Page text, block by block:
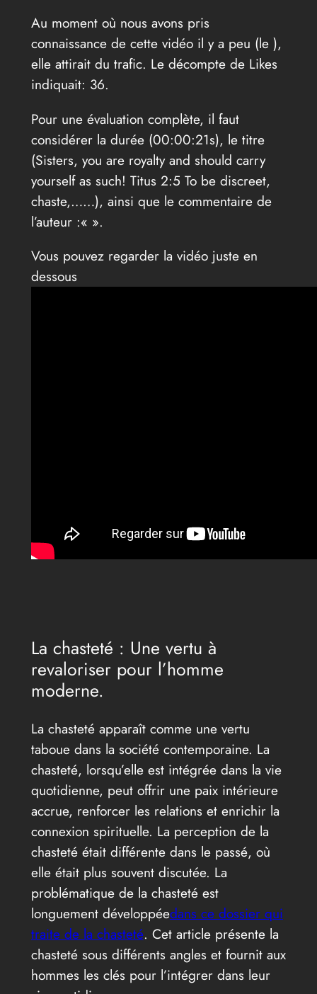
Au moment où nous avons pris
connaissance de cette vidéo il y a peu (le ),
elle attirait du trafic. Le décompte de Likes
indiquait: 36.
Pour une évaluation complète, il faut
considérer la durée (00:00:21s), le titre
(Sisters, you are royalty and should carry
yourself as such! Titus 2:5 To be discreet,
chaste,……), ainsi que le commentaire de
l’auteur :« ».
Vous pouvez regarder la vidéo juste en
dessous
La chasteté : Une vertu à
revaloriser pour l’homme
moderne.
La chasteté apparaît comme une vertu
taboue dans la société contemporaine. La
chasteté, lorsqu’elle est intégrée dans la vie
quotidienne, peut offrir une paix intérieure
accrue, renforcer les relations et enrichir la
connexion spirituelle. La perception de la
chasteté était différente dans le passé, où
elle était plus souvent discutée. La
problématique de la chasteté est
longuement développéedans ce dossier qui
traite de la chasteté. Cet article présente la
chasteté sous différents angles et fournit aux
hommes les clés pour l’intégrer dans leur